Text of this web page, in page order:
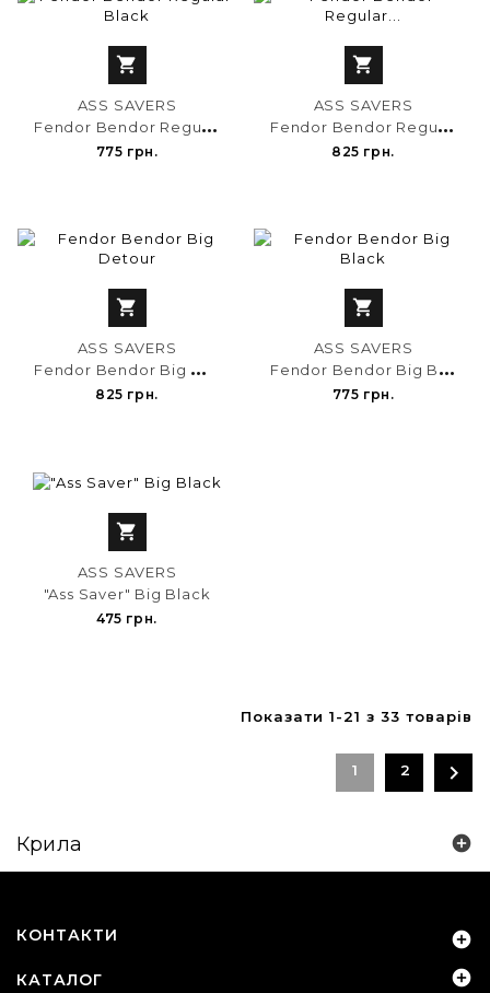

ASS SAVERS
F
endor Bendor Regular Black
775 грн.

ASS SAVERS
F
endor Bendor Regular Reflective
825 грн.

ASS SAVERS
F
endor Bendor Big Detour
825 грн.

ASS SAVERS
F
endor Bendor Big Black
775 грн.

ASS SAVERS
"Ass Saver" Big Black
475 грн.
Показати 1-21 з 33 товарів
1 2 
Крила 
КОНТАКТИ 
КАТАЛОГ 